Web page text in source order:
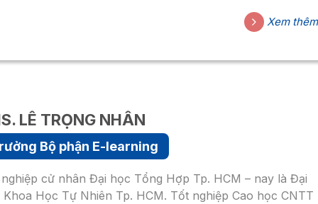
Việt Nam và quốc tế, đặc biệt trong hình thức đào tạo từ
và kỹ năng tại các cơ sở, doanh nghiệp, đoàn thể
và ngoài Thành phố Hồ Chí Minh.
Xem thêm
LÊ TRỌNG NHÂN
Bộ phận E-learning
cử nhân Đại học Tổng Hợp Tp. HCM – nay là Đại
Khoa Học Tự Nhiên Tp. HCM. Tốt nghiệp Cao học CNTT